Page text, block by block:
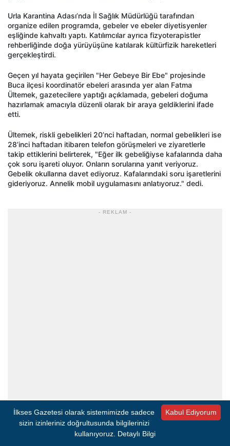
Urla Karantina Adası’nda İl Sağlık Müdürlüğü tarafından
organize edilen programda, gebeler ve ebeler diyetisyenler
eşliğinde kahvaltı yaptı. Katılımcılar ayrıca fizyoterapistler
rehberliğinde doğa yürüyüşüne katılarak kültürfizik hareketleri
gerçekleştirdi.
Geçen yıl hayata geçirilen "Her Gebeye Bir Ebe" projesinde
Buca ilçesi koordinatör ebeleri arasında yer alan Fatma
Ültemek, gazetecilere yaptığı açıklamada, gebeleri doğuma
hazırlamak amacıyla düzenli olarak bir araya geldiklerini ifade
etti.
Ültemek, riskli gebelikleri 20’nci haftadan, normal gebelikleri ise
28’inci haftadan itibaren telefon görüşmeleri ve ziyaretlerle
takip ettiklerini belirterek, "Eğer ilk gebeliğiyse kafalarında daha
çok soru işareti oluyor. Onların sorularına yanıt veriyoruz.
Gebelik okullarına davet ediyoruz. Kafalarındaki soru işaretlerini
gideriyoruz. Annelik mobil uygulamasını anlatıyoruz." dedi.
- REKLAM -
İlk kez anne olmaya hazırlanan Ayşe Demir ise Sağlık
Bakanlığının mobil uygulaması sayesinde pek çok bilgi
Kabul Ediyorum
İlkses Gazetesi olarak sistemimizde sadece
sizin izinleriniz doğrultusunda bilgilerinizi
kullanıyoruz. Detaylı Bilgi